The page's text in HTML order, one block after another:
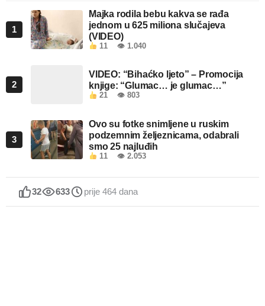
1
Majka rodila bebu kakva se rađa
jednom u 625 miliona slučajeva
(VIDEO)
11 👁 1.040
2
VIDEO: “Bihaćko ljeto” – Promocija
knjige: “Glumac… je glumac…”
21 👁 803
3
Ovo su fotke snimljene u ruskim
podzemnim željeznicama, odabrali
smo 25 najluđih
11 👁 2.053
32 633 prije 464 dana